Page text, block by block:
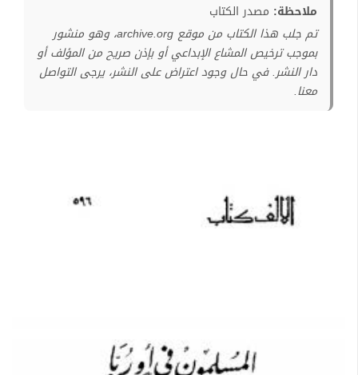
ملاحظة: مصدر الكتاب
تم جلب هذا الكتاب من موقع archive.org، وهو منشور
بموجب ترخيص المشاع الإبداعي أو بإذن صريح من المؤلف أو
دار النشر. في حال وجود اعتراض على النشر، يرجى التواصل
معنا.